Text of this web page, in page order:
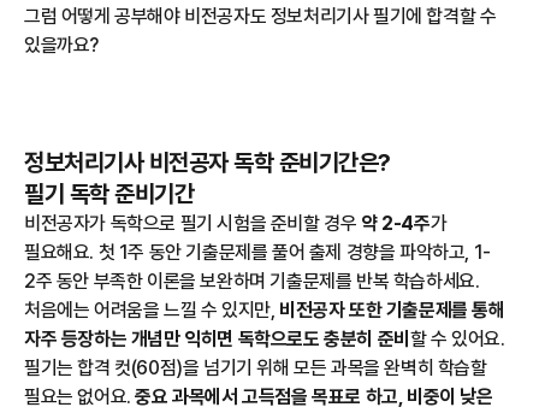
그럼 어떻게 공부해야 비전공자도 정보처리기사 필기에 합격할 수
있을까요?
정보처리기사 비전공자 독학 준비기간은?
필기 독학 준비기간
비전공자가 독학으로 필기 시험을 준비할 경우 약 2-4주가
필요해요. 첫 1주 동안 기출문제를 풀어 출제 경향을 파악하고, 1-
2주 동안 부족한 이론을 보완하며 기출문제를 반복 학습하세요.
처음에는 어려움을 느낄 수 있지만, 비전공자 또한 기출문제를 통해
자주 등장하는 개념만 익히면 독학으로도 충분히 준비 할 수 있어요.
필기는 합격 컷(60점)을 넘기기 위해 모든 과목을 완벽히 학습할
필요는 없어요.중요 과목에서 고득점을 목표로 하고, 비중이 낮은